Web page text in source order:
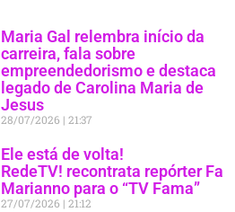
Maria Gal relembra início da
carreira, fala sobre
empreendedorismo e destaca
legado de Carolina Maria de
Jesus
28/07/2026 21:37
Ele está de volta!
RedeTV! recontrata repórter Fa
Marianno para o “TV Fama”
27/07/2026 21:12